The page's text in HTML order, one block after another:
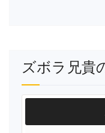
ズボラ兄貴